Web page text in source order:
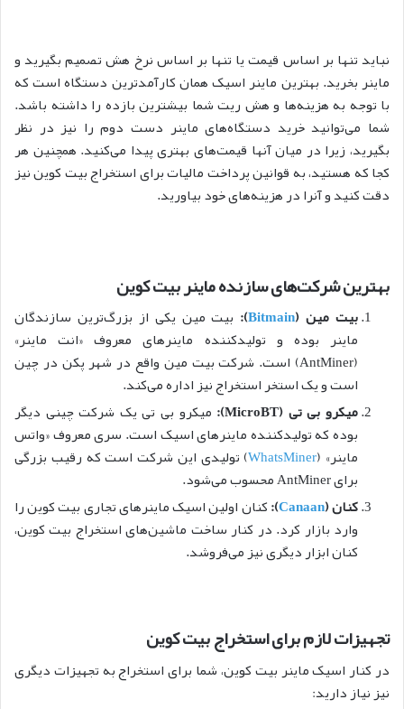
نباید تنها بر اساس قیمت یا تنها بر اساس نرخ هش تصمیم بگیرید و
ماینر بخرید. بهترین ماینر اسیک همان کارآمدترین دستگاه است که
با توجه به هزینه‌ها و هش ریت شما بیشترین بازده را داشته باشد.
شما می‌توانید خرید دستگاه‌های ماینر دست دوم را نیز در نظر
بگیرید، زیرا در میان آنها قیمت‌های بهتری پیدا می‌کنید. همچنین هر
کجا که هستید، به قوانین پرداخت مالیات برای استخراج بیت کوین نیز
دقت کنید و آنرا در هزینه‌های خود بیاورید.
بهترین شرکت‌های سازنده ماینر بیت کوین
بیت مین (
Bitmain
)
: بیت مین یکی از بزرگ‌ترین سازندگان
ماینر بوده و تولیدکننده ماینرهای معروف «انت ماینر»
(AntMiner) است. شرکت بیت مین واقع در شهر پکن در چین
است و یک استخر استخراج نیز اداره می‌کند.
میکرو بی تی (MicroBT)
: میکرو بی تی یک شرکت چینی دیگر
بوده که تولیدکننده ماینرهای اسیک است. سری معروف «واتس
ماینر» (WhatsMiner) تولیدی این شرکت است که رقیب بزرگی
برای AntMiner محسوب می‌شود.
کنان(
Canaan
)
:کنان اولین اسیک ماینرهای تجاری بیت کوین را
وارد بازار کرد. در کنار ساخت ماشین‌های استخراج بیت کوین،
کنان ابزار دیگری نیز می‌فروشد.
تجهیزات لازم برای استخراج بیت کوین
در کنار اسیک ماینر بیت کوین، شما برای استخراج به تجهیزات دیگری
نیز نیاز دارید: